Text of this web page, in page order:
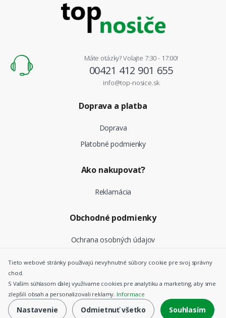
Máte otázky? Volajte 7:30 - 17:00!
00421 412 901 655
info@top-nosice.sk
Doprava a platba
Doprava
Platobné podmienky
Ako nakupovať?
Reklamácia
Obchodné podmienky
Ochrana osobných údajov
©Top Nosiče SK- Všetky práva vyhradené |Nastavenie
cookies
Tieto webové stránky používajú nevyhnutné súbory cookie pre svoj správny
chod.
S Vaším súhlasom ďalej využívame cookies pre analytiku a marketing, aby sme
zlepšili obsah a personalizovali reklamy. Informace
Nastavenie Odmietnuť všetko Souhlasím